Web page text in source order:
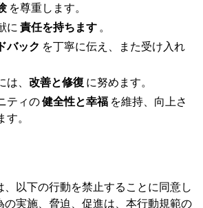
を尊重します。
に責任を持ちます。
バック を丁寧に伝え、また受け入れ
は、改善と修復 に努めます。
ティの健全性と幸福 を維持、向上さ
。
、以下の行動を禁止することに同意し
の実施、脅迫、促進は、本行動規範の